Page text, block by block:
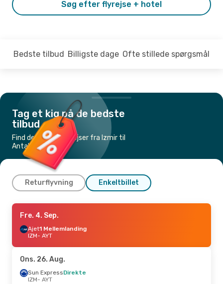
Søg efter flyrejse + hotel
Bedste tilbud Billigste dage Ofte stillede spørgsmål
Tag et kig på de bedste
tilbud
Find de billigste flyrejser fra Izmir til
Antalya
Returflyvning Enkeltbillet
Tor. 10. Sep.
Sun ExpressDirekte
IZM- AYT
AYT- IZM
Fre. 4. Sep.
Ajet1 Mellemlanding
IZM- AYT
Ons. 26. Aug.
Sun ExpressDirekte
IZM- AYT